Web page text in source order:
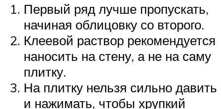
Первый ряд лучше пропускать,
начиная облицовку со второго.
Клеевой раствор рекомендуется
наносить на стену, а не на саму
плитку.
На плитку нельзя сильно давить
и нажимать, чтобы хрупкий